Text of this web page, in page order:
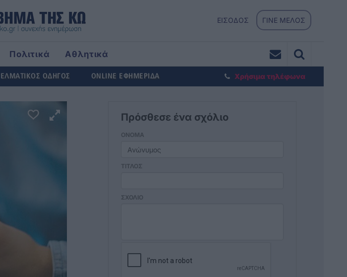
ΕΙΣΟΔΟΣ ΓΙΝΕ ΜΕΛΟΣ
Πολιτικά
Αθλητικά
ΟΔΗΓΟΣ ONLINE ΕΦΗΜΕΡΙΔΑ Χρήσιμα τηλέφωνα
Πρόσθεσε ένα σχόλιο
ΟΝΟΜΑ
ΤΙΤΛΟΣ
ΣΧΟΛΙΟ